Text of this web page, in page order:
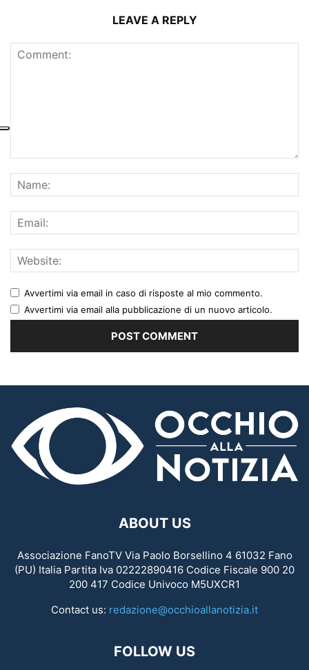
LEAVE A REPLY
Avvertimi via email in caso di risposte al mio commento.
Avvertimi via email alla pubblicazione di un nuovo articolo.
ABOUT US
Associazione FanoTV Via Paolo Borsellino 4 61032 Fano
(PU) Italia Partita Iva 02222890416 Codice Fiscale 900 20
200 417 Codice Univoco M5UXCR1
Contact us: redazione@occhioallanotizia.it
FOLLOW US